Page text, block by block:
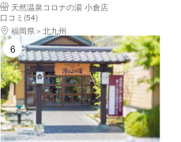
天然温泉コロナの湯 小倉店
口コミ(54)
福岡県
北九州
6位